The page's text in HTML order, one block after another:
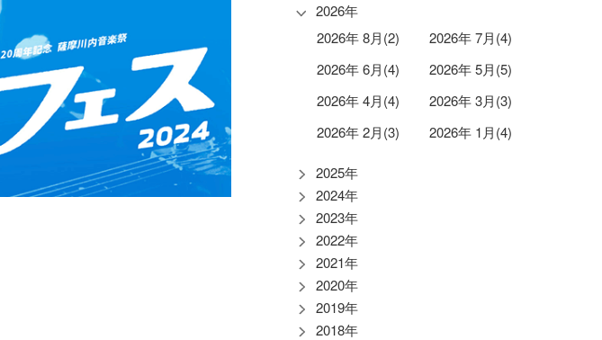
2026年
2026年 8月(2)
2026年 7月(4)
2026年 6月(4)
2026年 5月(5)
2026年 4月(4)
2026年 3月(3)
2026年 2月(3)
2026年 1月(4)
2025年
2024年
2023年
2022年
2021年
2020年
2019年
2018年